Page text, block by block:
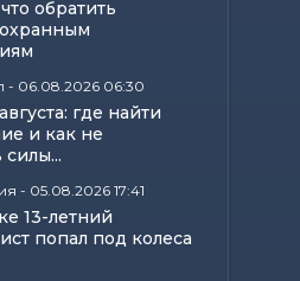
обратить
- 06.08.2026 06:30
где найти
и как не
силы...
- 05.08.2026 17:41
13-летний
попал под колеса